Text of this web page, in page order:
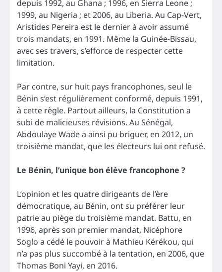
depuis 1992, au Ghana ; 1996, en Sierra Leone ;
1999, au Nigeria ; et 2006, au Liberia. Au Cap-Vert,
Aristides Pereira est le dernier à avoir assumé
trois mandats, en 1991. Même la Guinée-Bissau,
avec ses travers, s’efforce de respecter cette
limitation.
Par contre, sur huit pays francophones, seul le
Bénin s’est régulièrement conformé, depuis 1991,
à cette règle. Partout ailleurs, la Constitution a
subi de malicieuses révisions. Au Sénégal,
Abdoulaye Wade a ainsi pu briguer, en 2012, un
troisième mandat, que les électeurs lui ont refusé.
Le Bénin, l’unique bon élève francophone ?
L’opinion et les quatre dirigeants de l’ère
démocratique, au Bénin, ont su préférer leur
patrie au piège du troisième mandat. Battu, en
1996, après son premier mandat, Nicéphore
Soglo a cédé le pouvoir à Mathieu Kérékou, qui
n’a pas plus succombé à la tentation, en 2006, que
Thomas Boni Yayi, en 2016.